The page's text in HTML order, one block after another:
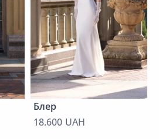
Блер
18.600 UAH